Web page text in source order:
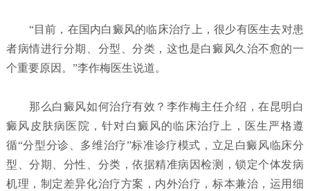
“目前，在国内白癜风的临床治疗上，很少有医生去对患
者病情进行分期、分型、分类，这也是白癜风久治不愈的一
个重要原因。”李作梅医生说道。
那么白癜风如何治疗有效？李作梅主任介绍，在昆明白
癜风皮肤病医院，针对白癜风的临床治疗上，医生严格遵
循“分型分诊、多维治疗”标准诊疗模式，立足白癜风临床分
型、分期、分性、分类，依据精准病因检测，锁定个体发病
机理，制定差异化治疗方案，内外治疗，标本兼治，运用细